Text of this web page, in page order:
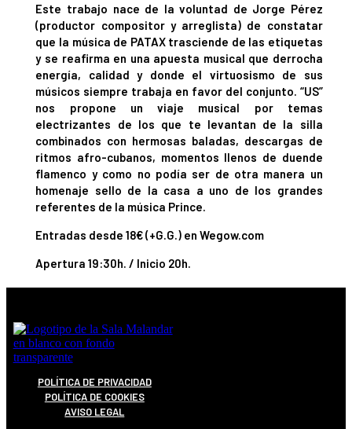
Este trabajo nace de la voluntad de Jorge Pérez
(productor compositor y arreglista) de constatar
que la música de PATAX trasciende de las etiquetas
y se reafirma en una apuesta musical que derrocha
energía, calidad y donde el virtuosismo de sus
músicos siempre trabaja en favor del conjunto. “US”
nos propone un viaje musical por temas
electrizantes de los que te levantan de la silla
combinados con hermosas baladas, descargas de
ritmos afro-cubanos, momentos llenos de duende
flamenco y como no podía ser de otra manera un
homenaje sello de la casa a uno de los grandes
referentes de la música Prince.
Entradas desde 18€ (+G.G.) en Wegow.com
Apertura 19:30h. / Inicio 20h.
POLÍTICA DE PRIVACIDAD
POLÍTICA DE COOKIES
AVISO LEGAL